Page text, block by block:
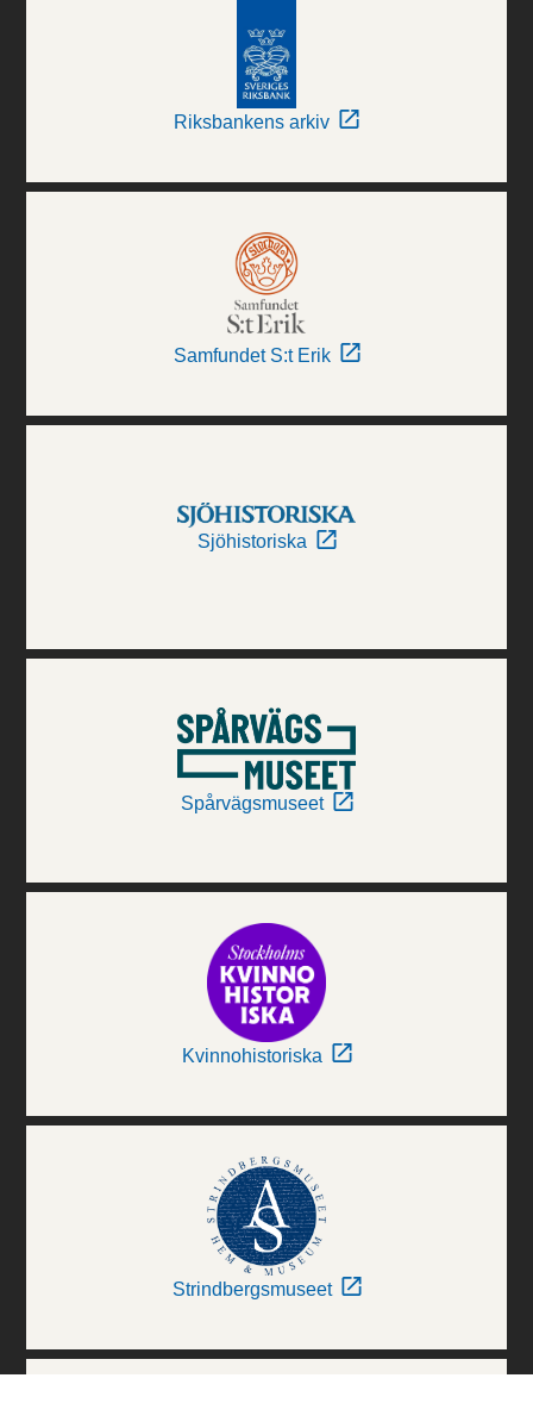
Riksbankens arkiv
Samfundet S:t Erik
Sjöhistoriska
Spårvägsmuseet
Kvinnohistoriska
Strindbergsmuseet